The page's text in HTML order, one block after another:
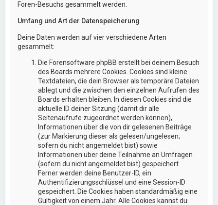
Foren-Besuchs gesammelt werden.
Umfang und Art der Datenspeicherung
Deine Daten werden auf vier verschiedene Arten
gesammelt:
Die Forensoftware phpBB erstellt bei deinem Besuch
des Boards mehrere Cookies. Cookies sind kleine
Textdateien, die dein Browser als temporäre Dateien
ablegt und die zwischen den einzelnen Aufrufen des
Boards erhalten bleiben. In diesen Cookies sind die
aktuelle ID deiner Sitzung (damit dir alle
Seitenaufrufe zugeordnet werden können),
Informationen über die von dir gelesenen Beiträge
(zur Markierung dieser als gelesen/ungelesen;
sofern du nicht angemeldet bist) sowie
Informationen über deine Teilnahme an Umfragen
(sofern du nicht angemeldet bist) gespeichert.
Ferner werden deine Benutzer-ID, ein
Authentifizierungsschlüssel und eine Session-ID
gespeichert. Die Cookies haben standardmäßig eine
Gültigkeit von einem Jahr. Alle Cookies kannst du